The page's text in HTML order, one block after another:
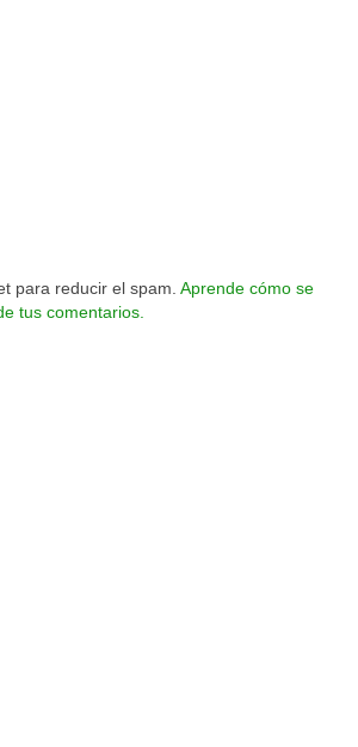
para reducir el spam. Aprende cómo se
tus comentarios.